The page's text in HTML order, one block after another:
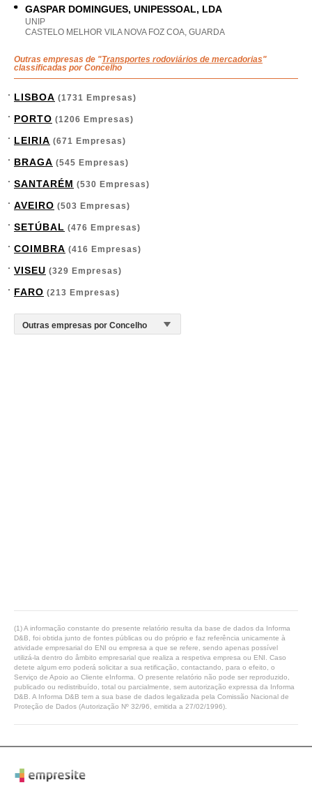
GASPAR DOMINGUES, UNIPESSOAL, LDA
UNIP
CASTELO MELHOR VILA NOVA FOZ COA, GUARDA
Outras empresas de "Transportes rodoviários de mercadorias"
classificadas por Concelho
LISBOA (1731 Empresas)
PORTO (1206 Empresas)
LEIRIA (671 Empresas)
BRAGA (545 Empresas)
SANTARÉM (530 Empresas)
AVEIRO (503 Empresas)
SETÚBAL (476 Empresas)
COIMBRA (416 Empresas)
VISEU (329 Empresas)
FARO (213 Empresas)
(1) A informação constante do presente relatório resulta da base de dados da Informa
D&B, foi obtida junto de fontes públicas ou do próprio e faz referência unicamente à
atividade empresarial do ENI ou empresa a que se refere, sendo apenas possível
utilizá-la dentro do âmbito empresarial que realiza a respetiva empresa ou ENI. Caso
detete algum erro poderá solicitar a sua retificação, contactando, para o efeito, o
Serviço de Apoio ao Cliente eInforma. O presente relatório não pode ser reproduzido,
publicado ou redistribuído, total ou parcialmente, sem autorização expressa da Informa
D&B. A Informa D&B tem a sua base de dados legalizada pela Comissão Nacional de
Proteção de Dados (Autorização Nº 32/96, emitida a 27/02/1996).